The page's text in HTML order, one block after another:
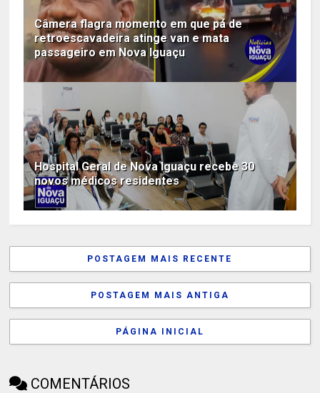
Câmera flagra momento em que pá de
retroescavadeira atinge van e mata
passageiro em Nova Iguaçu
Hospital Geral de Nova Iguaçu recebe 30
novos médicos residentes
POSTAGEM MAIS RECENTE
POSTAGEM MAIS ANTIGA
PÁGINA INICIAL
COMENTÁRIOS